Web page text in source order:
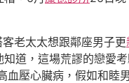
老太太想跟鄰座男子更
道，這場荒謬的戀愛
血壓心臟病，假如和睦